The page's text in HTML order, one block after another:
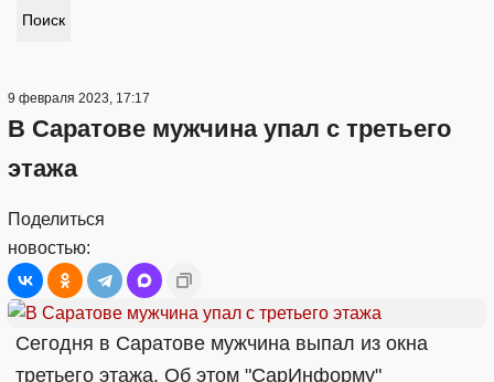
Поиск
9 февраля 2023, 17:17
В Саратове мужчина упал с третьего
этажа
Поделиться
новостью:
Сегодня в Саратове мужчина выпал из окна
третьего этажа. Об этом "СарИнформу"